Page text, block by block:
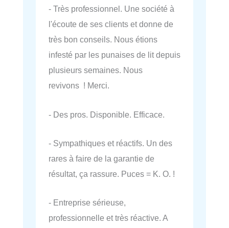
- Très professionnel. Une société à
l'écoute de ses clients et donne de
très bon conseils. Nous étions
infesté par les punaises de lit depuis
plusieurs semaines. Nous
revivons ! Merci.
- Des pros. Disponible. Efficace.
- Sympathiques et réactifs. Un des
rares à faire de la garantie de
résultat, ça rassure. Puces = K. O. !
- Entreprise sérieuse,
professionnelle et très réactive. A